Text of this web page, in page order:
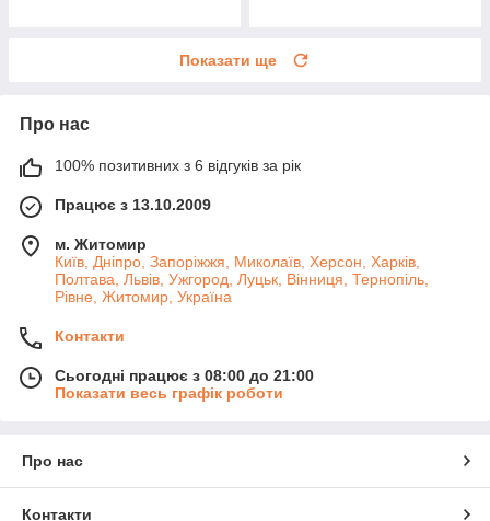
Показати ще
Про нас
100% позитивних з 6 відгуків за рік
Працює з 13.10.2009
м. Житомир
Київ, Дніпро, Запоріжжя, Миколаїв, Херсон, Харків,
Полтава, Львів, Ужгород, Луцьк, Вінниця, Тернопіль,
Рівне, Житомир, Україна
Контакти
Сьогодні працює з 08:00 до 21:00
Показати весь графік роботи
Про нас
Контакти